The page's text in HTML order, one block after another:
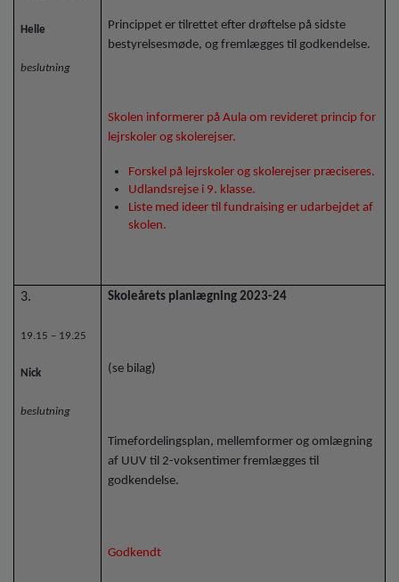
Helle
beslutning
Princippet er tilrettet efter drøftelse på sidste
bestyrelsesmøde, og fremlægges til godkendelse.
Skolen informerer på Aula om revideret princip for
lejrskoler og skolerejser.
Forskel på lejrskoler og skolerejser præciseres.
Udlandsrejse i 9. klasse.
Liste med ideer til fundraising er udarbejdet af
skolen.
3.
19.15 – 19.25
Nick
beslutning
Skoleårets planlægning 2023-24
(se bilag)
Timefordelingsplan, mellemformer og omlægning
af UUV til 2-voksentimer fremlægges til
godkendelse.
Godkendt